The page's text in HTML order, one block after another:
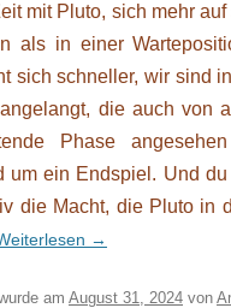
mit Pluto, sich mehr
als in einer
sich schneller, wir sind
die auch von
Phase
um ein Endspiel. Und
die Macht, die Pluto in
→
am August 31, 2024 von